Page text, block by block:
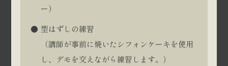
ー）
型はずしの練習
（講師が事前に焼いたシフォンケーキを使用
し、デモを交えながら練習します。）